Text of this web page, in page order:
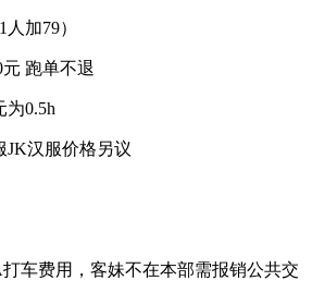
加79）
跑单不退
为0.5h
JK汉服价格另议
车费用，客妹不在本部需报销公共交